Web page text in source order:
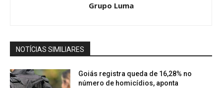
Grupo Luma
NOTÍCIAS SIMILIARES
Goiás registra queda de 16,28% no
número de homicídios, aponta